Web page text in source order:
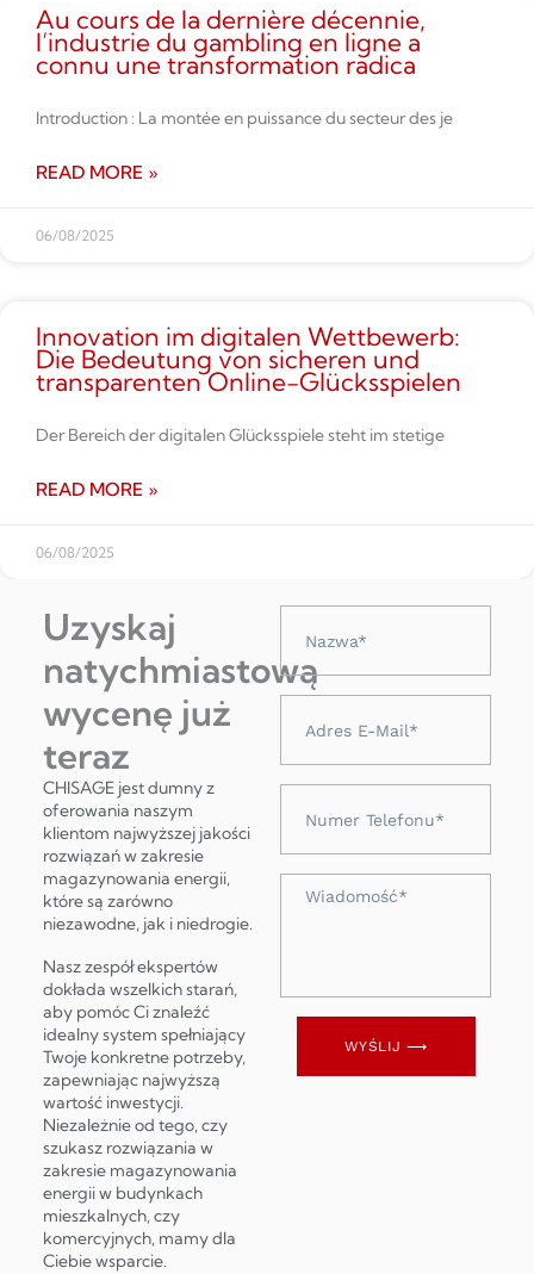
Au cours de la dernière décennie,
l’industrie du gambling en ligne a
connu une transformation radica
Introduction : La montée en puissance du secteur des je
READ MORE »
06/08/2025
Innovation im digitalen Wettbe­werb:
Die Bedeutung von sicheren und
transparenten Online-Glücksspielen
Der Bereich der digitalen Glücksspiele steht im stetige
READ MORE »
06/08/2025
Uzyskaj
natychmiastową
wycenę już
teraz
CHISAGE jest dumny z
oferowania naszym
klientom najwyższej jakości
rozwiązań w zakresie
magazynowania energii,
które są zarówno
niezawodne, jak i niedrogie.
Nasz zespół ekspertów
dokłada wszelkich starań,
aby pomóc Ci znaleźć
idealny system spełniający
Twoje konkretne potrzeby,
zapewniając najwyższą
wartość inwestycji.
Niezależnie od tego, czy
szukasz rozwiązania w
zakresie magazynowania
energii w budynkach
mieszkalnych, czy
komercyjnych, mamy dla
Ciebie wsparcie.
telefonu
WYŚLIJ ⟶